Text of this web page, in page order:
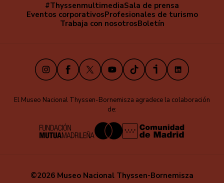
Navegación
secundaria
#ThyssenmultimediaSala de prensa
Eventos corporativosProfesionales de turismo
Trabaja con nosotrosBoletín
InstagramFacebook
X YoutubeTikTokiVooxLinkedIn
El Museo Nacional Thyssen-Bornemisza agradece la colaboración
de:
©2026 Museo Nacional Thyssen-Bornemisza